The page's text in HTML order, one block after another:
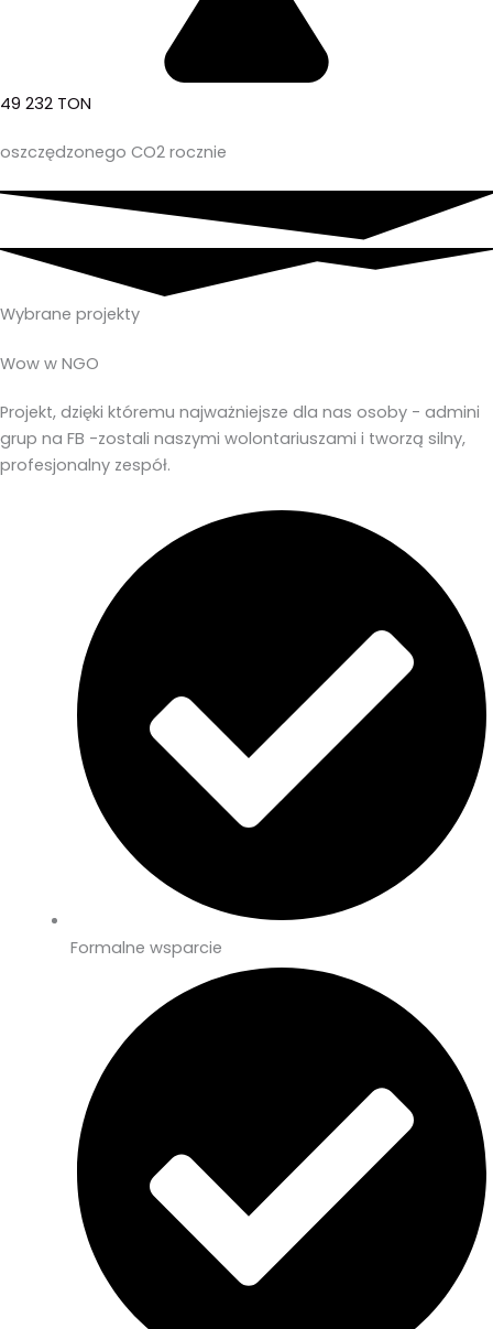
49 232 TON
oszczędzonego CO2 rocznie
Wybrane projekty
Wow w NGO
Projekt, dzięki któremu najważniejsze dla nas osoby - admini
grup na FB -zostali naszymi wolontariuszami i tworzą silny,
profesjonalny zespół.
Formalne wsparcie